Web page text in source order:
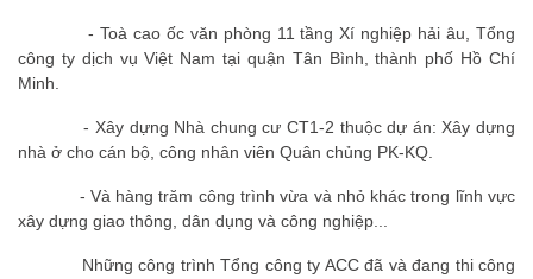
- Toà cao ốc văn phòng 11 tầng Xí nghiệp hải âu, Tổng
công ty dịch vụ Việt Nam tại quận Tân Bình, thành phố Hồ Chí
Minh.
- Xây dựng Nhà chung cư CT1-2 thuộc dự án: Xây dựng
nhà ở cho cán bộ, công nhân viên Quân chủng PK-KQ.
- Và hàng trăm công trình vừa và nhỏ khác trong lĩnh vực
xây dựng giao thông, dân dụng và công nghiệp...
Những công trình Tổng công ty ACC đã và đang thi công